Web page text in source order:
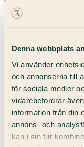
Denna webbplats
Vi använder
och annonserna till
för sociala medier
vidarebefordrar
information från din
annons- och
kan i sin tur